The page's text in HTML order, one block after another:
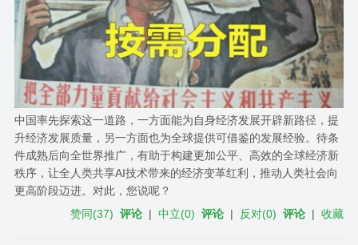
中国率先探索这一道路，一方面能为自身经济发展开辟新路径，提
升经济发展质量，另一方面也为全球提供可借鉴的发展经验。待条
件成熟后向全世界推广，有助于构建更加公平、高效的全球经济新
秩序，让全人类共享AI技术带来的经济变革红利，推动人类社会向
更高阶段迈进。对此，您说呢？
赞同(37) 评论 |中立(0) 评论 | 反对(0) 评论 |收藏